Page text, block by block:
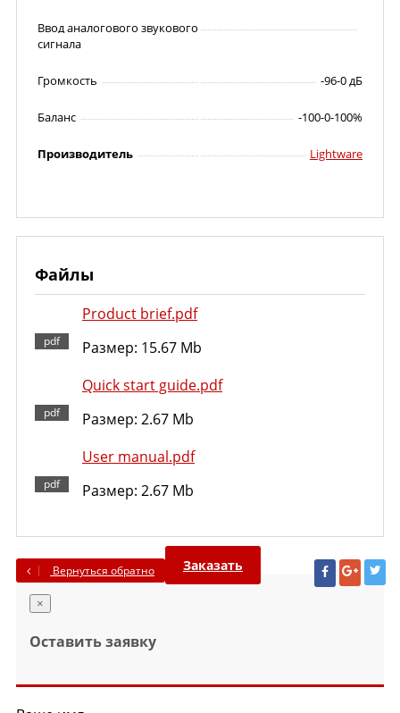
Ввод аналогового звукового
сигнала
Громкость -96-0 дБ
Баланс -100-0-100%
Производитель Lightware
Файлы
Product brief.pdf
Размер: 15.67 Mb
Quick start guide.pdf
Размер: 2.67 Mb
User manual.pdf
Размер: 2.67 Mb
Вернуться обратно Заказать
×
Оставить заявку